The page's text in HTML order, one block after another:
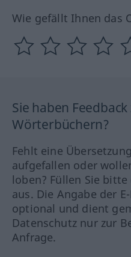
Wie gefällt Ihnen das
Sie haben
Wörterbüchern?
Fehlt eine
aufgefallen oder
loben? Füllen Sie
aus. Die Angabe der
optional und dient
Datenschutz nur zur
Anfrage.